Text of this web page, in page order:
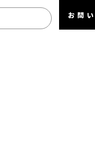
お問